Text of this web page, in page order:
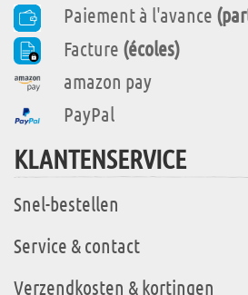
Paiement à l'avance
Facture (écoles)
amazon pay
PayPal
KLANTENSERVICE
Snel-bestellen
Service & contact
Verzendkosten & kortingen